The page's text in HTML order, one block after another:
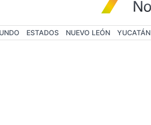
ESTADOS NUEVO LEÓN YUCATÁN